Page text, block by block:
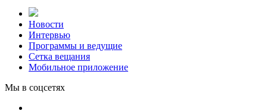
Новости
Интервью
Программы и ведущие
Сетка вещания
Мобильное приложение
Мы в соцсетях